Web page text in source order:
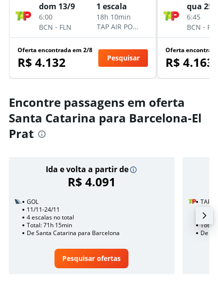
dom 13/9
6:00
BCN - FLN
1 escala
18h 10min
TAP AIR PORTUGAL
Oferta encontrada em 2/8
R$ 4.132 Pesquisar
qua 25/
6:45
BCN -
Oferta
R$ 4.163
Encontre passagens em oferta
Santa Catarina para Barcelona-El
Prat
Ida e volta a partir de
R$ 4.091
GOL
11/11-24/11
4 escalas no total
Total: 71h 15min
De Santa Catarina para Barcelona
Pesquisar ofertas
TAP
13/11
1
Total:
De